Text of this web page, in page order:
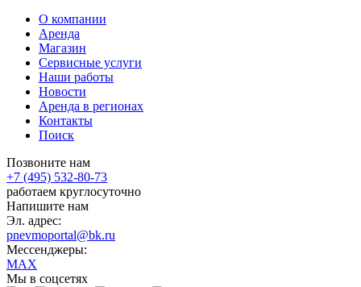
О компании
Аренда
Магазин
Сервисные услуги
Наши работы
Новости
Аренда в регионах
Контакты
Поиск
Позвоните нам
+7 (495) 532-80-73
работаем круглосуточно
Напишите нам
Эл. адрес:
pnevmoportal@bk.ru
Мессенджеры:
MAX
Мы в соцсетях